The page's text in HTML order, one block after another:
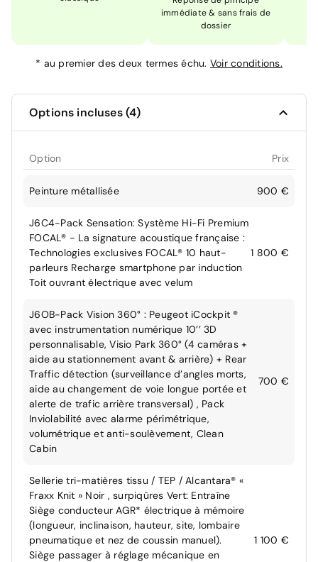
immédiate & sans frais de
dossier
* au premier des deux termes échu. Voir conditions.
Options incluses (4)
Option Prix
Peinture métallisée 900 €
J6C4-Pack Sensation: Système Hi-Fi Premium
FOCAL® - La signature acoustique française :
Technologies exclusives FOCAL® 10 haut-
parleurs Recharge smartphone par induction
Toit ouvrant électrique avec velum
1 800 €
J6OB-Pack Vision 360° : Peugeot iCockpit ®
avec instrumentation numérique 10’’ 3D
personnalisable, Visio Park 360° (4 caméras +
aide au stationnement avant & arrière) + Rear
Traffic détection (surveillance d’angles morts,
aide au changement de voie longue portée et
alerte de trafic arrière transversal) , Pack
Inviolabilité avec alarme périmétrique,
volumétrique et anti-soulèvement, Clean
Cabin
700 €
Sellerie tri-matières tissu / TEP / Alcantara® «
Fraxx Knit » Noir , surpiqûres Vert: Entraîne
Siège conducteur AGR* électrique à mémoire
(longueur, inclinaison, hauteur, site, lombaire
pneumatique et nez de coussin manuel).
Siège passager à réglage mécanique en
1 100 €